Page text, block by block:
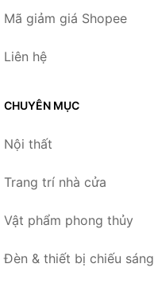
Mã giảm giá Shopee
Liên hệ
CHUYÊN MỤC
Nội thất
Trang trí nhà cửa
Vật phẩm phong thủy
Đèn & thiết bị chiếu sáng